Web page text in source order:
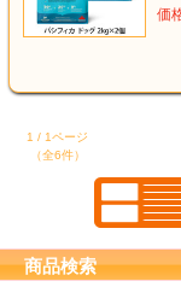
価
1 / 1ページ
（全6件）
商品検索